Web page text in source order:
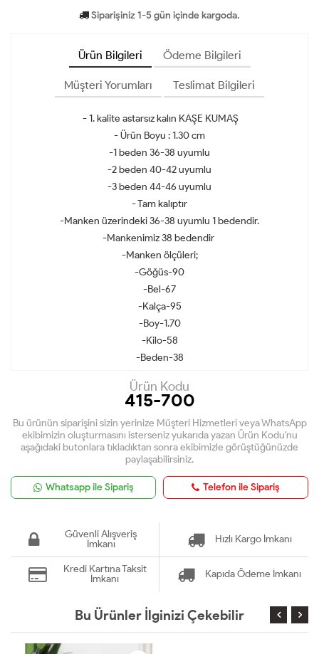
Siparişiniz 1-5 gün içinde kargoda.
Ürün Bilgileri Ödeme Bilgileri
Müşteri Yorumları Teslimat Bilgileri
- 1. kalite astarsız kalın KAŞE KUMAŞ
- Ürün Boyu : 1.30 cm
-1 beden 36-38 uyumlu
-2 beden 40-42 uyumlu
-3 beden 44-46 uyumlu
- Tam kalıptır
-Manken üzerindeki 36-38 uyumlu 1 bedendir.
-Mankenimiz 38 bedendir
-Manken ölçüleri;
-Göğüs-90
-Bel-67
-Kalça-95
-Boy-1.70
-Kilo-58
-Beden-38
Ürün Kodu
415-700
Bu ürünün siparişini sizin yerinize Müşteri Hizmetleri veya WhatsApp
ekibimizin oluşturmasını isterseniz yukarıda yazan Ürün Kodu'nu
aşağıdaki butonlara tıkladıktan sonra ekibimizle görüştüğünüzde
paylaşabilirsiniz.
Whatsapp ile Sipariş Telefon ile Sipariş
Güvenli Alışveriş
İmkanı
Hızlı Kargo İmkanı
Kredi Kartına Taksit
İmkanı
Kapıda Ödeme İmkanı
Bu Ürünler İlginizi Çekebilir